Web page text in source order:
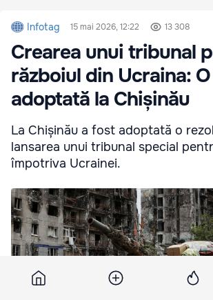
Infotag 15 mai 2026, 12:22 13 308
Crearea unui tribunal
războiul din Ucraina:
adoptată la Chișinău
La Chișinău a fost adoptată o
lansarea unui tribunal special
împotriva Ucrainei.